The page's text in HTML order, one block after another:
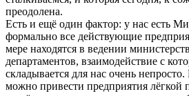
преодолена.
Есть и ещё один фактор: у нас есть
формально все действующие
мере находятся в ведении
департаментов, взаимодействие с
складывается для нас очень
можно привести предприятия